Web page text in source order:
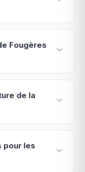
Fougères
de la
pour les